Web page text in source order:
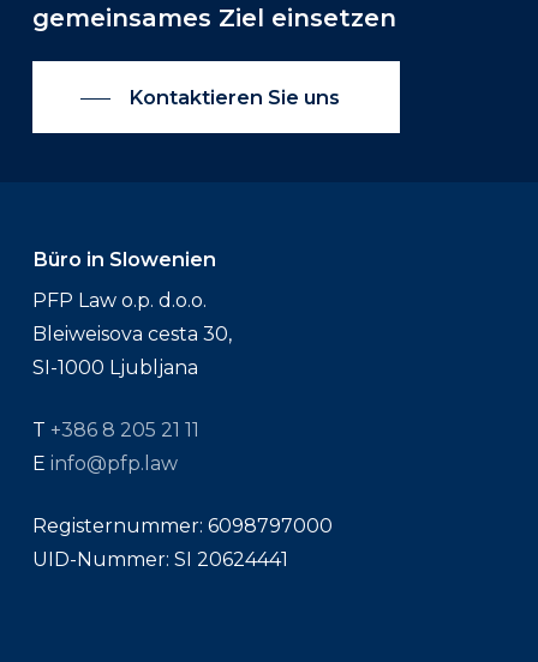
gemeinsames Ziel einsetzen
Kontaktieren Sie uns
Büro in Slowenien
PFP Law o.p. d.o.o.
Bleiweisova cesta 30,
SI-1000 Ljubljana
T +386 8 205 21 11
E info@pfp.law
Registernummer: 6098797000
UID-Nummer: SI 20624441